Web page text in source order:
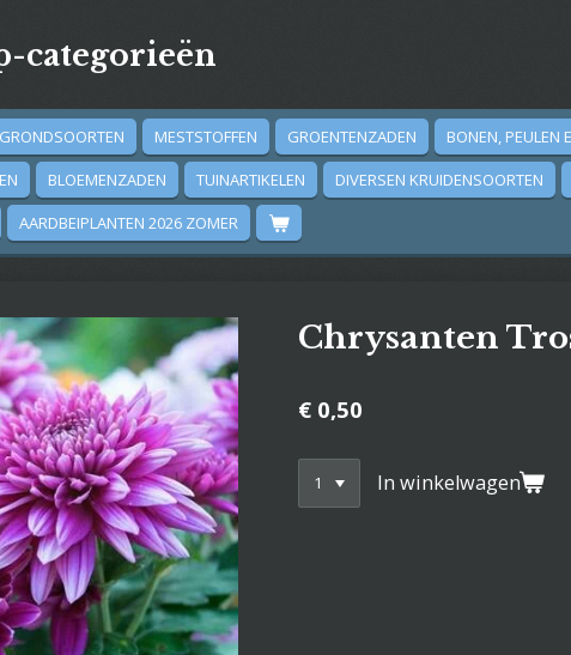
categorieën
GRONDSOORTEN MESTSTOFFEN GROENTENZADEN
BONEN, PEULEN
BLOEMENZADEN TUINARTIKELEN DIVERSEN KRUIDENSOORTEN
AARDBEIPLANTEN 2026 ZOMER
Chrysanten
€ 0,50
In winkelwagen